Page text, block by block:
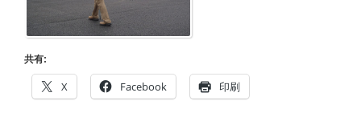
共有:
X Facebook 印刷